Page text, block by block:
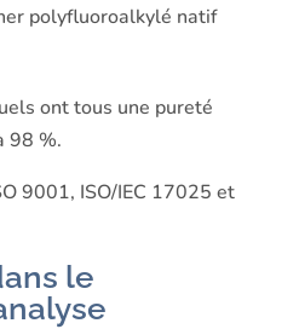
polyfluoroalkylé natif
ont tous une pureté
98 %.
9001, ISO/IEC 17025 et
le